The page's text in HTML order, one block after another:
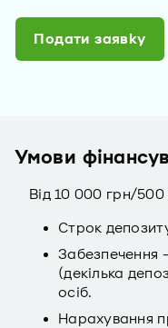
Подати заявку
Умови
Від 10 000 грн/
Строк
Забезпечення
(декілька
осіб.
Нарахування